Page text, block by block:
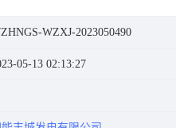
WZXJ-2023050490
05-13 02:13:27